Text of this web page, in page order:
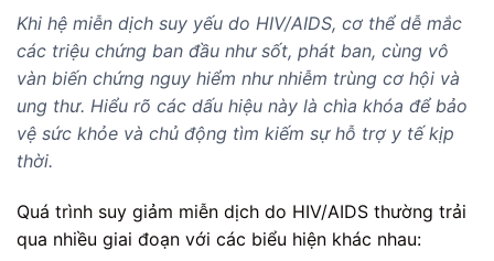
Khi hệ miễn dịch suy yếu do HIV/AIDS, cơ thể dễ mắc
các triệu chứng ban đầu như sốt, phát ban, cùng vô
vàn biến chứng nguy hiểm như nhiễm trùng cơ hội và
ung thư. Hiểu rõ các dấu hiệu này là chìa khóa để bảo
vệ sức khỏe và chủ động tìm kiếm sự hỗ trợ y tế kịp
thời.
Quá trình suy giảm miễn dịch do HIV/AIDS thường trải
qua nhiều giai đoạn với các biểu hiện khác nhau: